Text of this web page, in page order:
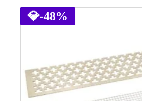
produs
are
mai
alese
pagina
💎-48%